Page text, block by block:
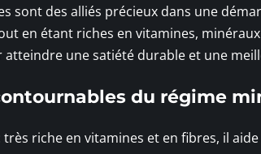
sont des alliés précieux dans une
en étant riches en vitamines,
atteindre une satiété durable et une
du régime
très riche en vitamines et en fibres, il